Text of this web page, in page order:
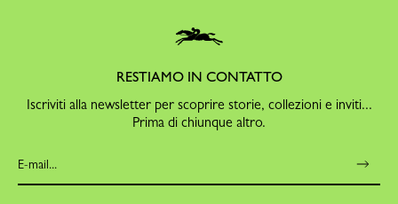
RESTIAMO IN CONTATTO
Iscriviti alla newsletter per scoprire storie, collezioni e inviti...
Prima di chiunque altro.